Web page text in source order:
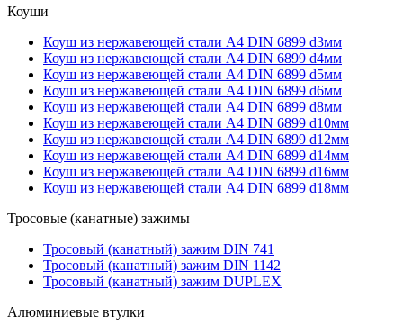
Коуши
Коуш из нержавеющей стали А4 DIN 6899 d3мм
Коуш из нержавеющей стали А4 DIN 6899 d4мм
Коуш из нержавеющей стали А4 DIN 6899 d5мм
Коуш из нержавеющей стали А4 DIN 6899 d6мм
Коуш из нержавеющей стали А4 DIN 6899 d8мм
Коуш из нержавеющей стали А4 DIN 6899 d10мм
Коуш из нержавеющей стали А4 DIN 6899 d12мм
Коуш из нержавеющей стали А4 DIN 6899 d14мм
Коуш из нержавеющей стали А4 DIN 6899 d16мм
Коуш из нержавеющей стали А4 DIN 6899 d18мм
Тросовые (канатные) зажимы
Тросовый (канатный) зажим DIN 741
Тросовый (канатный) зажим DIN 1142
Тросовый (канатный) зажим DUPLEX
Алюминиевые втулки